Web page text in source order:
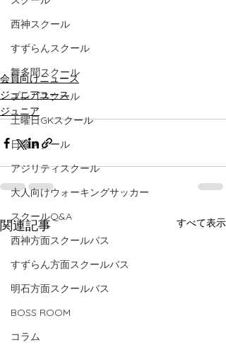
西神スクール
すずらんスクール
舞多聞スクール
プレゴスクール
土曜日GKスクール
日曜スクール
アジリティスクール
大人向けウォーキングサッカー
スクールQ&A
西神方面スクールバス
すずらん方面スクールバス
明石方面スクールバス
BOSS ROOM
コラム
会員向けニュース
ジュニアユース
ジュニア
関連記事 すべて表示